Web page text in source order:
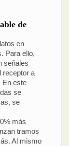
de
en
Para ello,
señales
receptor a
En este
se
se
más
tramos
Al mismo